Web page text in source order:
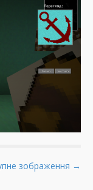
зображення →